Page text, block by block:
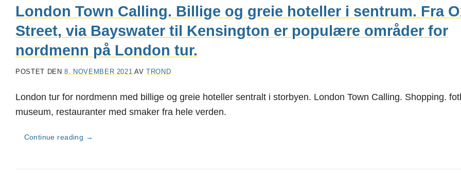
London Town Calling. Billige og greie hoteller i sentrum. Fra
Street, via Bayswater til Kensington er populære områder for
nordmenn på London tur.
POSTET DEN8. NOVEMBER 2021 AV TROND
London tur for nordmenn med billige og greie hoteller sentralt i storbyen. London Town Calling. Shopping.
museum, restauranter med smaker fra hele verden.
Continue reading →